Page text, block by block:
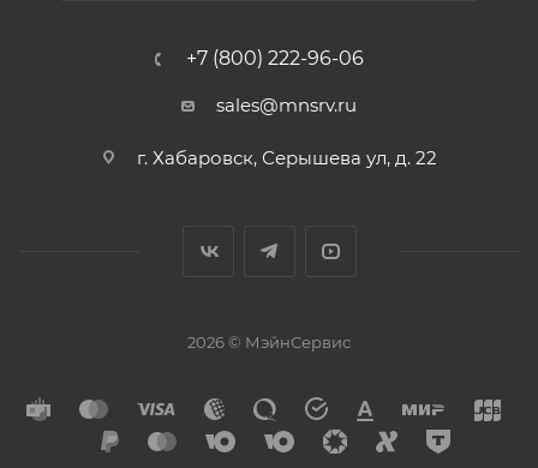
+7 (800) 222-96-06
sales@mnsrv.ru
г. Хабаровск, Серышева ул, д. 22
2026 © МэйнСервис